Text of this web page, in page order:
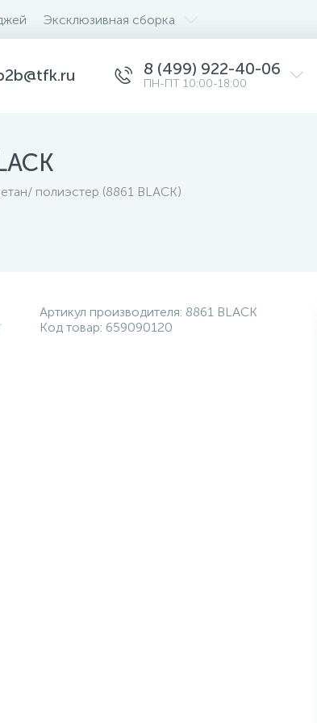
Эксклюзивная сборка
8 (499) 922-40-06
ПН-ПТ 10:00-18:00
полиэстер (8861 BLACK)
Артикул производителя: 8861 BLACK
Код товар: 659090120